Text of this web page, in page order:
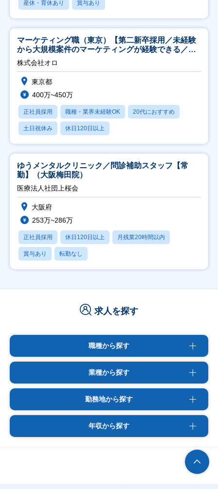
産休・育休あり 賞与あり
マーケティング職（東京）【第二新卒採用／未経験
から大規模案件のマーケティングが経験できる／研
修充実】
株式会社オロ
東京都
400万~450万
正社員採用 職種・業界未経験OK 20代におすすめ
土日祝休み 休日120日以上
ゆうメンタルクリニック／問診補助スタッフ【常
勤】（大阪梅田院）
医療法人社団上桜会
大阪府
253万~286万
正社員採用 休日120日以上 月残業20時間以内
賞与あり 転勤なし
求人を探す
職種から探す
業種から探す
勤務地から探す
年収から探す